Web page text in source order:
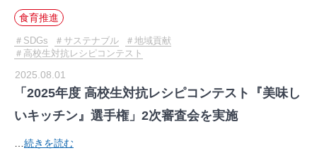
食育推進
SDGs サステナブル
地域貢献
高校生対抗レシピコンテスト
2025.08.01
「2025年度 高校生対抗レシピコンテスト『美味し
いキッチン』選手権」2次審査会を実施
続きを読む